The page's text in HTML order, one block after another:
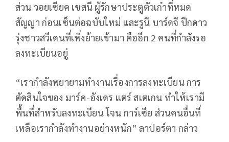
ส่วน วอยเซียค เชสนี ผู้รักษาประตูตัวเก๋าที่หมด
สัญญา ก่อนเซ็นต่อฉบับใหม่ และรูนี บาร์ดจี ปีกดาว
รุ่งชาวสวีเดนที่เพิ่งย้ายเข้ามา คืออีก 2 คนที่กำลังรอ
ลงทะเบียนอยู่
“เรากำลังพยายามทำงานเรื่องการลงทะเบียน การ
ตัดสินใจของ มาร์ค-อังเดร แตร์ สเตเกน ทำให้เรามี
พื้นที่สำหรับลงทะเบียน โจน การ์เซีย ส่วนคนอื่นที่
เหลือเรากำลังทำงานอย่างหนัก” ลาปอร์ตา กล่าว